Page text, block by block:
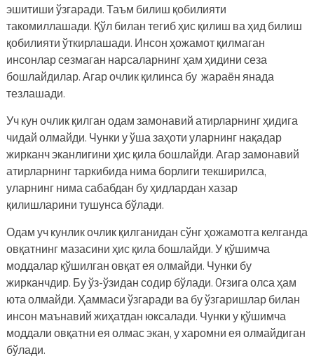
эшитиши ўзгаради. Таъм билиш қобилияти
такомиллашади. Қўл билан тегиб ҳис қилиш ва ҳид билиш
қобилияти ўткирлашади. Инсон ҳожамот қилмаган
инсонлар сезмаган нарсаларнинг ҳам ҳидини сеза
бошлайдилар. Агар очлик қилинса бу жараён янада
тезлашади.
Уч кун очлик қилган одам замонавий атирларнинг ҳидига
чидай олмайди. Чунки у ўша заҳоти уларнинг нақадар
жирканч эканлигини ҳис қила бошлайди. Агар замонавий
атирларнинг таркибида нима борлиги текширилса,
уларнинг нима сабабдан бу ҳидлардан хазар
қилишларини тушунса бўлади.
Одам уч кунлик очлик қилганидан сўнг ҳожамотга келганда
овқатнинг мазасини ҳис қила бошлайди. У қўшимча
моддалар қўшилган овқат ея олмайди. Чунки бу
жирканчдир. Бу ўз-ўзидан содир бўлади. Oғзига олса ҳам
юта олмайди. Ҳаммаси ўзгаради ва бу ўзгаришлар билан
инсон маънавий жиҳатдан юксалади. Чунки у қўшимча
моддали овқатни ея олмас экан, у харомни ея олмайдиган
бўлади.